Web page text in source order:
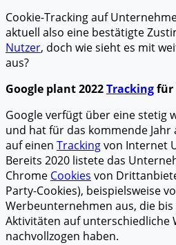
Cookie-Tracking auf
aktuell also eine bestätigte
Nutzer, doch wie sieht es mit
aus?
Google plant 2022Trackingfür
Google verfügt über eine stetig
und hat für das kommende
auf einen Trackingvon Internet
Bereits 2020 listete das
Chrome Cookies von
Party-Cookies), beispielsweise
Werbeunternehmen aus, die
Aktivitäten auf unterschiedliche
nachvollzogen haben.